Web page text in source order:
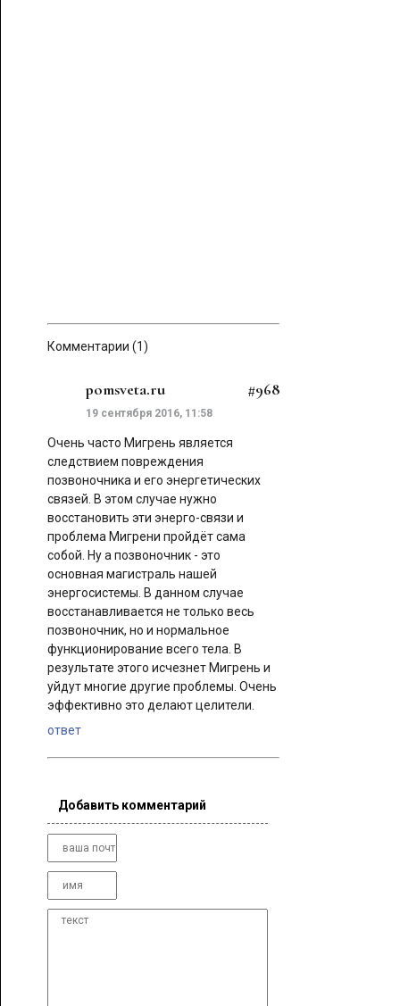
Комментарии (1)
pomsveta.ru #968
19 сентября 2016, 11:58
Очень часто Мигрень является
следствием повреждения
позвоночника и его энергетических
связей. В этом случае нужно
восстановить эти энерго-связи и
проблема Мигрени пройдёт сама
собой. Ну а позвоночник - это
основная магистраль нашей
энергосистемы. В данном случае
восстанавливается не только весь
позвоночник, но и нормальное
функционирование всего тела. В
результате этого исчезнет Мигрень и
уйдут многие другие проблемы. Очень
эффективно это делают целители.
ответ
Добавить комментарий